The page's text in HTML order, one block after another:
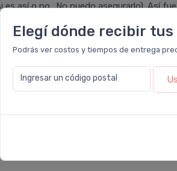
Elegí dónde recibir tus
Podrás ver costos y tiempos de entrega
Ingresar un código postal
así o no.. No puedo asegurarlo). Así
uso continuo que regulaba un montón
seco que sólo me hacían efecto
sin resecar, poco a poco. De ahí en
por este jabón que a mí me
ya hace tiempo en el prospecto
o sensibles. Tiene ácido láctico y es
da picazón, con este jabón, no más. Yo
no es un jabón que se desarme mucho